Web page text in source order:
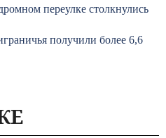
переулке столкнулись
получили более 6,6